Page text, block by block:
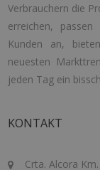
Verbrauchern die
erreichen,
Kunden an,
neuesten
jeden Tag ein
KONTAKT
Crta. Alcora